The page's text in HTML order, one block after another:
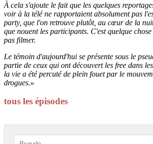
À cela s'ajoute le fait que les quelques
voir à la télé ne rapportaient absolument pas
party, que l'on retrouve plutôt, au cœur de la
que nouent les participants. C'est quelque
pas filmer.
Le témoin d'aujourd'hui se présente sous le
partie de ceux qui ont découvert les free dans
la vie a été percuté de plein fouet par le
drogues.»
tous les épisodes